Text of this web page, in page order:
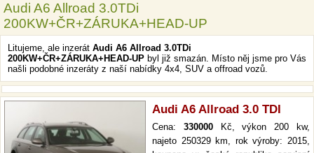
Audi A6 Allroad 3.0TDi
200KW+ČR+ZÁRUKA+HEAD-UP
Litujeme, ale inzerát Audi A6 Allroad 3.0TDi
200KW+ČR+ZÁRUKA+HEAD-UP byl již smazán. Místo něj jsme pro Vás
našli podobné inzeráty z naší nabídky 4x4, SUV a offroad vozů.
Audi A6 Allroad 3.0 TDI
Cena: 330000Kč, výkon 200 kw,
najeto 250329 km, rok výroby: 2015,